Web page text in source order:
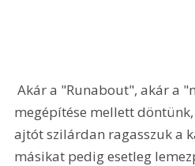
Akár a "Runabout", akár a "mezei" pickup
megépítése mellett
ajtót szilárdan ragasszuk a
másikat pedig esetleg